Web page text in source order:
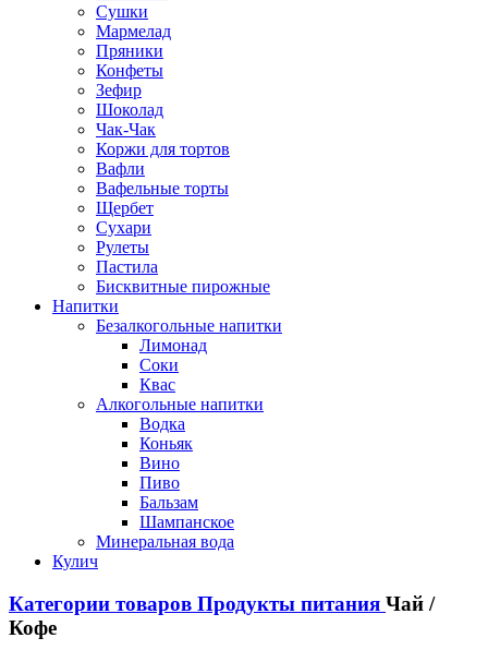
Сушки
Мармелад
Пряники
Конфеты
Зефир
Шоколад
Чак-Чак
Коржи для тортов
Вафли
Вафельные торты
Щербет
Сухари
Рулеты
Пастила
Бисквитные пирожные
Напитки
Безалкогольные напитки
Лимонад
Соки
Квас
Алкогольные напитки
Водка
Коньяк
Вино
Пиво
Бальзам
Шампанское
Минеральная вода
Кулич
Категории товаров Продукты питания Чай /
Кофе